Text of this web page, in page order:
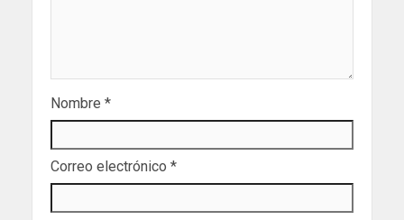
Nombre *
Correo electrónico *